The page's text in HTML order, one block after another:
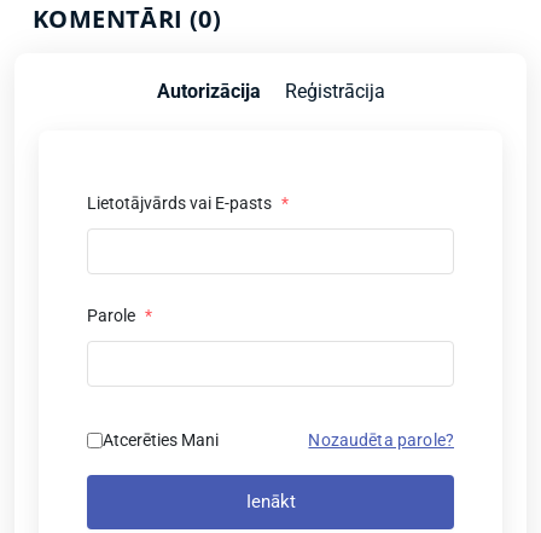
KOMENTĀRI (0)
Autorizācija Reģistrācija
Lietotājvārds vai E-pasts *
Parole *
Atcerēties Mani Nozaudēta parole?
Ienākt